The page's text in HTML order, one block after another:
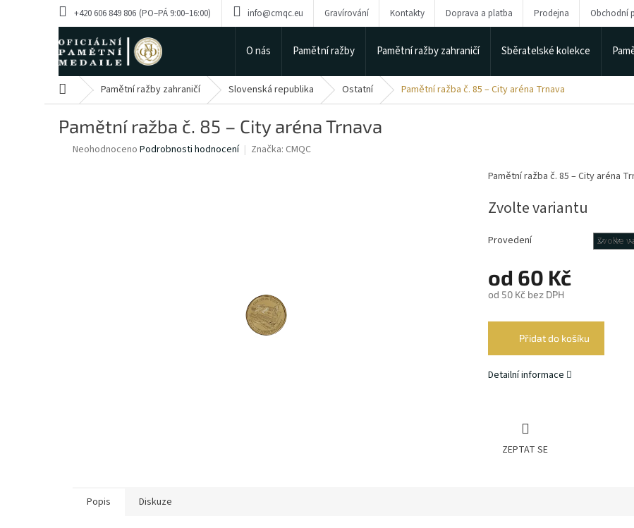
+420 606 849 806 info@cmqc.eu Gravírování Kontakty Doprava a platba Prodejna Obchodní
O nás Pamětní ražby Pamětní ražby zahraničí Sběratelské kolekce
Domů Pamětní ražby zahraničí Slovenská republika Ostatní Pamětní ražba č. 85 – City aréna Trnava
Pamětní ražba č. 85 – City aréna Trnava
Průměrné
Neohodnoceno Podrobnosti hodnocení Značka: CMQC
od 60 Kč
od 50 Kč bez DPH
Zvolte variantu
Provedení
Přidat do košíku
Pamětní ražba č. 85 – City aréna
Detailní informace
ZEPTAT SE
Popis Diskuze